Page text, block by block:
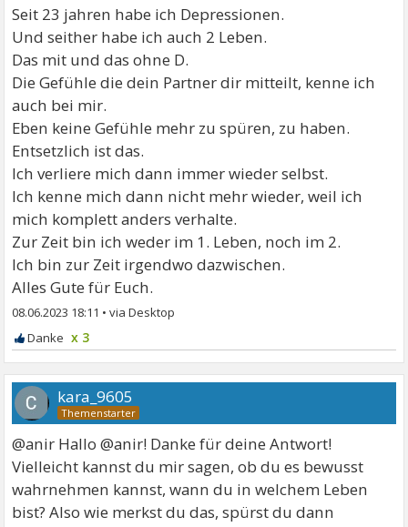
Seit 23 jahren habe ich Depressionen.
Und seither habe ich auch 2 Leben.
Das mit und das ohne D.
Die Gefühle die dein Partner dir mitteilt, kenne ich
auch bei mir.
Eben keine Gefühle mehr zu spüren, zu haben.
Entsetzlich ist das.
Ich verliere mich dann immer wieder selbst.
Ich kenne mich dann nicht mehr wieder, weil ich
mich komplett anders verhalte.
Zur Zeit bin ich weder im 1. Leben, noch im 2.
Ich bin zur Zeit irgendwo dazwischen.
Alles Gute für Euch.
08.06.2023 18:11 •
x 3
kara_9605
@anir Hallo @anir! Danke für deine Antwort!
Vielleicht kannst du mir sagen, ob du es bewusst
wahrnehmen kannst, wann du in welchem Leben
bist? Also wie merkst du das, spürst du dann